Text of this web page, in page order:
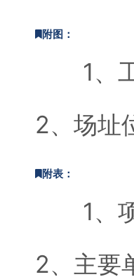
附图：
1、工
2、场址
附表：
1、项
2、主要